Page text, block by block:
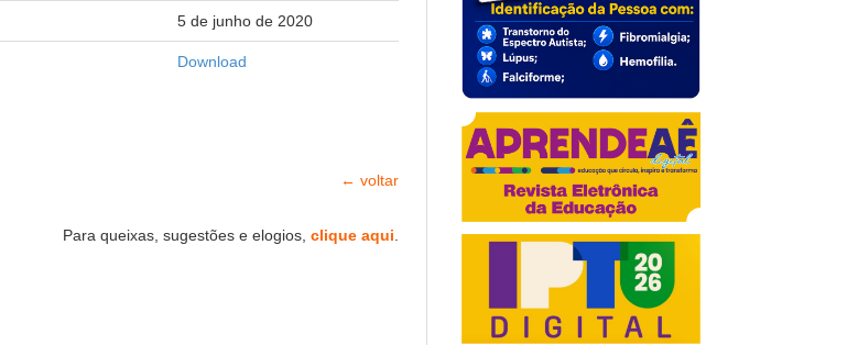
5 de junho de 2020
Download
← voltar
Para queixas, sugestões e elogios, clique aqui.